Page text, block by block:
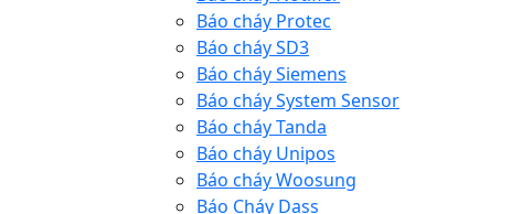
Báo cháy Protec
Báo cháy SD3
Báo cháy Siemens
Báo cháy System Sensor
Báo cháy Tanda
Báo cháy Unipos
Báo cháy Woosung
Báo Cháy Dass